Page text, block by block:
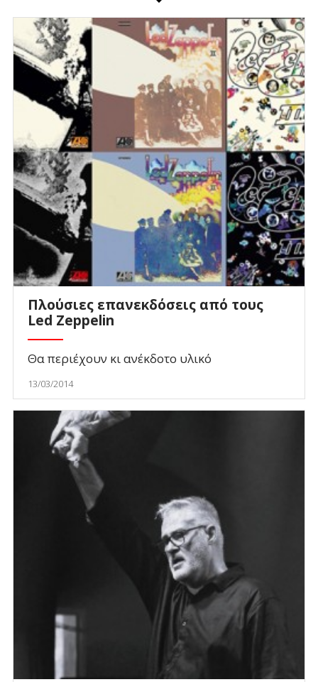
Πλούσιες επανεκδόσεις από τους
Led Zeppelin
Θα περιέχουν κι ανέκδοτο υλικό
13/03/2014